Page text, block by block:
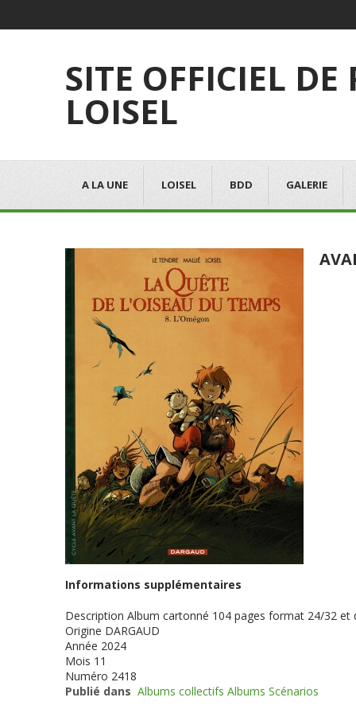
SITE OFFICIEL DE
LOISEL
A LA UNE LOISEL BDD GALERIE
Informations supplémentaires
Description Album cartonné 104 pages format 24/32 et
Origine DARGAUD
Année 2024
Mois 11
Numéro 2418
Publié dans Albums collectifs Albums Scénarios